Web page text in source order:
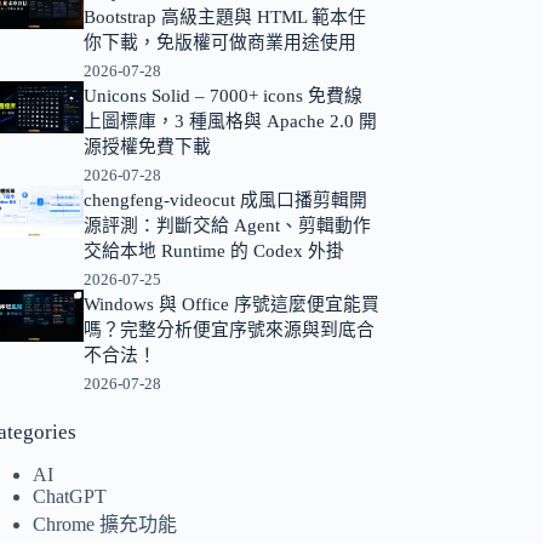
Bootstrap 高級主題與 HTML 範本任
你下載，免版權可做商業用途使用
2026-07-28
Unicons Solid – 7000+ icons 免費線
上圖標庫，3 種風格與 Apache 2.0 開
源授權免費下載
2026-07-28
chengfeng-videocut 成風口播剪輯開
源評測：判斷交給 Agent、剪輯動作
交給本地 Runtime 的 Codex 外掛
2026-07-25
Windows 與 Office 序號這麼便宜能買
嗎？完整分析便宜序號來源與到底合
不合法！
2026-07-28
AI
ChatGPT
Chrome 擴充功能